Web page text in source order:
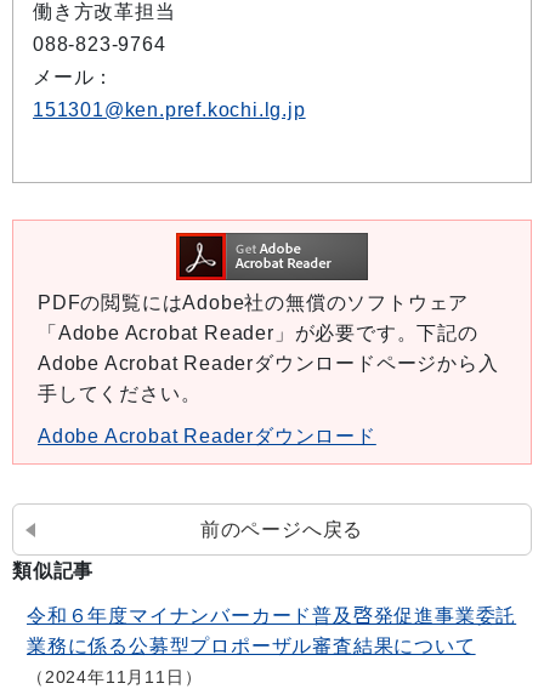
働き方改革担当
088-823-9764
メール：
151301@ken.pref.kochi.lg.jp
PDFの閲覧にはAdobe社の無償のソフトウェア
「Adobe Acrobat Reader」が必要です。下記の
Adobe Acrobat Readerダウンロードページから入
手してください。
Adobe Acrobat Readerダウンロード
前のページへ戻る
類似記事
令和６年度マイナンバーカード普及啓発促進事業委託
業務に係る公募型プロポーザル審査結果について
2024年11月11日